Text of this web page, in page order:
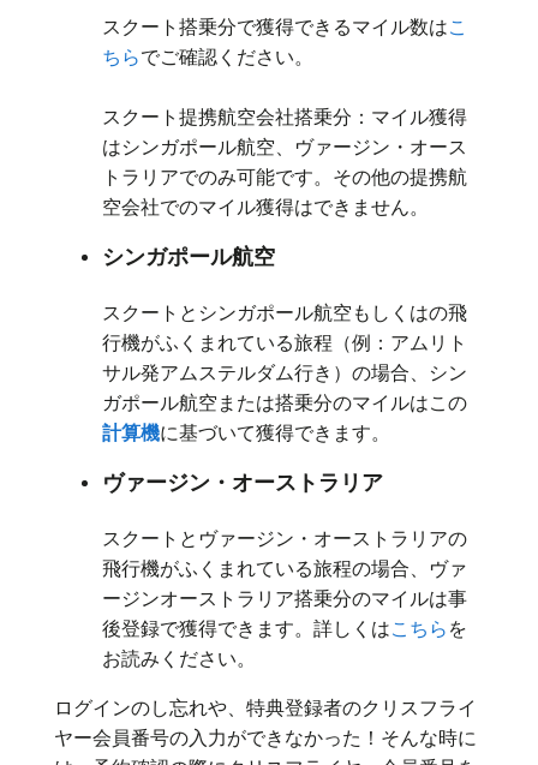
スクート搭乗分で獲得できるマイル数はこ
ちらでご確認ください。
スクート提携航空会社搭乗分：マイル獲得
はシンガポール航空、ヴァージン・オース
トラリアでのみ可能です。その他の提携航
空会社でのマイル獲得はできません。
シンガポール航空
スクートとシンガポール航空もしくはの飛
行機がふくまれている旅程（例：アムリト
サル発アムステルダム行き）の場合、シン
ガポール航空または搭乗分のマイルはこの
計算機に基づいて獲得できます。
ヴァージン・オーストラリア
スクートとヴァージン・オーストラリアの
飛行機がふくまれている旅程の場合、ヴァ
ージンオーストラリア搭乗分のマイルは事
後登録で獲得できます。詳しくはこちら を
お読みください。
ログインのし忘れや、特典登録者のクリスフライ
ヤー会員番号の入力ができなかった！そんな時に